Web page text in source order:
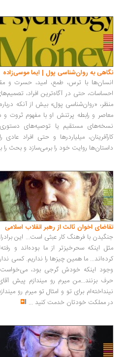
به روان‌شناسی پول | ایما موسی‌زاده
با ترس، طمع، امید، حسرت و مقایسه
حتی در آگاه‌ترین افراد، تصمیم‌های
«روان‌شناسی پول» بیش از آنکه درباره پول
و رابطه پرتنش او با مفهوم ثروت و دارایی
مستقیم یا توصیه‌های دستوری، تجربه
میلیاردرها و حتی افراد عادی را
روایت خود را برمی‌سازد و بحث را به
اخوان ثالث از رهبر انقلاب اسلامی
با فرهنگ کار عبثی است... این برادران
اینکه سحرخیزتر از ما بوده‌اند و رفته‌اند
ما همین چیزها را نداریم. کسی نداریم از ما
اینکه خودش گرجی بود، می‌خواست در
بزنند...من میرم رو میندازم پیش آقای
برای تو و امثال تو میرم رو میندازم...
مملکت خودتان خدمت کنید...